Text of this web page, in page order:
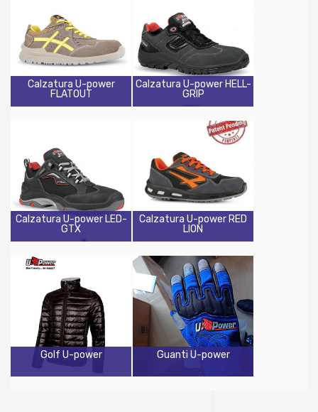
Calzatura U-power
FLATOUT
Calzatura U-power HELL-
GRIP
Calzatura U-power LED-
GTX
Calzatura U-power RED
LION
Golf U-power Guanti U-power